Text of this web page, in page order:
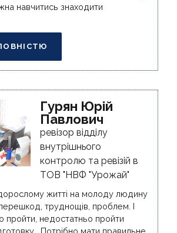
навчитись знаходити
Гурян Юрій
Павлович
ревізор відділу
внутрішнього
контролю та ревізій в
ТОВ "НВФ "Урожай"
житті на молоду людину
труднощів, проблем. І
пройти, недостатньо пройти